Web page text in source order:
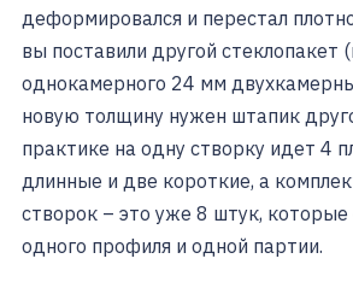
деформировался и перестал
вы поставили другой стеклопакет
однокамерного 24 мм
новую толщину нужен штапик
практике на одну створку идет 4
длинные и две короткие, а
створок – это уже 8 штук, которые
одного профиля и одной партии.